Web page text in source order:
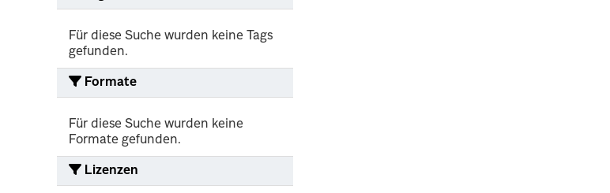
Für diese Suche wurden keine Tags
gefunden.
Formate
Für diese Suche wurden keine
Formate gefunden.
Lizenzen